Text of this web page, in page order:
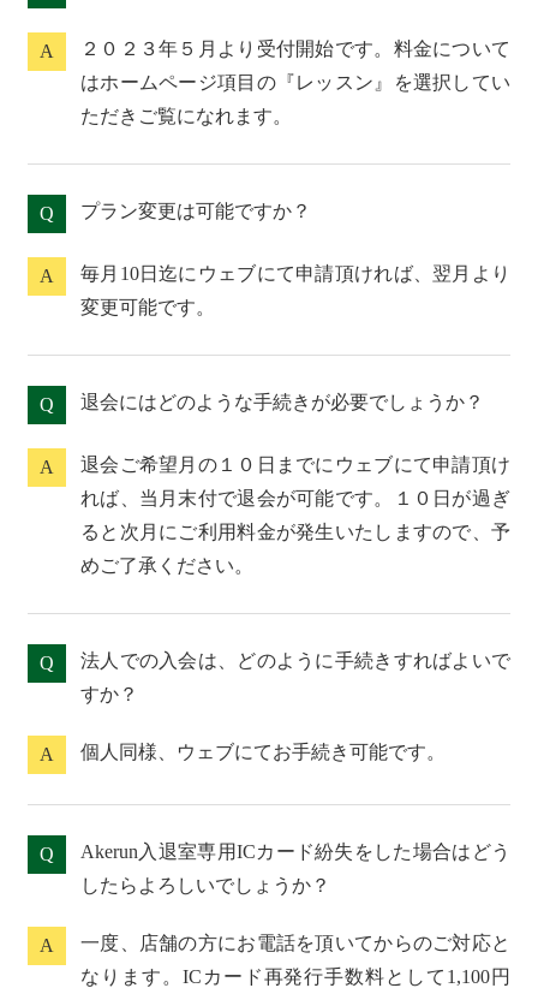
A
２０２３年５月より受付開始です。料金について
はホームページ項目の『レッスン』を選択してい
ただきご覧になれます。
Q プラン変更は可能ですか？
A
毎月10日迄にウェブにて申請頂ければ、翌月より
変更可能です。
Q 退会にはどのような手続きが必要でしょうか？
A
退会ご希望月の１０日までにウェブにて申請頂け
れば、当月末付で退会が可能です。１０日が過ぎ
ると次月にご利用料金が発生いたしますので、予
めご了承ください。
Q
法人での入会は、どのように手続きすればよいで
すか？
A 個人同様、ウェブにてお手続き可能です。
Q
Akerun入退室専用ICカード紛失をした場合はどう
したらよろしいでしょうか？
A
一度、店舗の方にお電話を頂いてからのご対応と
なります。ICカード再発行手数料として1,100円